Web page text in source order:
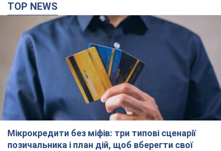
TOP NEWS
Мікрокредити без міфів: три типові сценарії
позичальника і план дій, щоб вберегти свої